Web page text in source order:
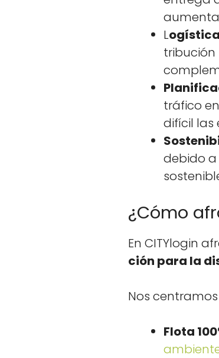
L
tribu­ción
trá­fi­co
difí­cil las
debido a
¿Cómo
En CITY­lo­gin
ción para la
Nos
Flota